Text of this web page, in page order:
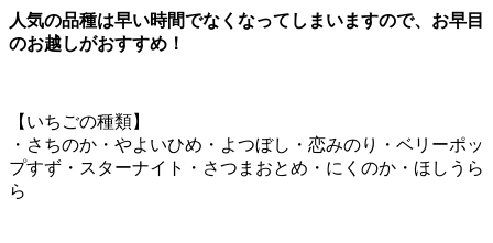
人気の品種は早い時間でなくなってしまいますので、お早目
のお越しがおすすめ！
【いちごの種類】
・さちのか・やよいひめ・よつぼし・恋みのり・ベリーポッ
プすず・スターナイト・さつまおとめ・にくのか・ほしうら
ら